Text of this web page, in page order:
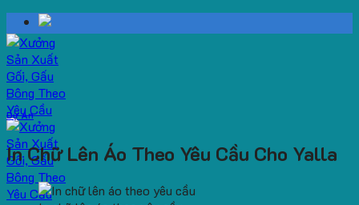
Skip
to
content
Dự Án
In Chữ Lên Áo Theo Yêu Cầu Cho Yalla